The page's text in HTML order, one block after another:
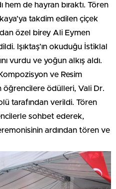
hem de hayran bıraktı. Tören
takdim edilen çiçek
özel birey Ali Eymen
Işıktaş’ın okuduğu İstiklal
vurdu ve yoğun alkış aldı.
ve Resim
öğrencilere ödülleri, Vali Dr.
tarafından verildi. Tören
sohbet ederek,
ardından tören ve